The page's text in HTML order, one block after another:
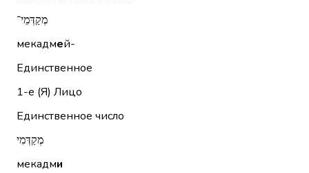
מְקַדְּמֵי־
мекадмей-
Единственное
1-е (Я) Лицо
Единственное число
מְקַדְּמִי
мекадми